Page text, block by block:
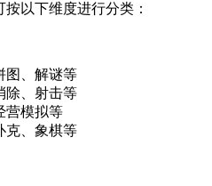
以下维度进行分类：
图、解谜等
除、射击等
营模拟等
克、象棋等